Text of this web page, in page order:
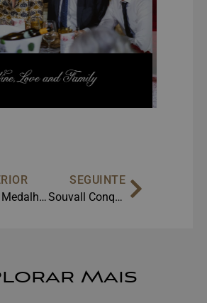
Tripla Medalha de Ouro no Portugal Wine Trophy 2026: A Altitude da Beira Interior em Destaque
SEGUINTE
Souvall Conquista Dupla Medalha de Grande Ouro na Coreia do Sul (KWSA 2026)
Mais